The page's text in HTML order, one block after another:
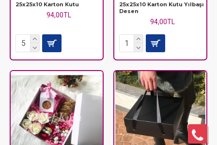
25x25x10 Karton Kutu
94,00TL
25x25x10 Karton Kutu Yılbaşı
Desen
94,00TL